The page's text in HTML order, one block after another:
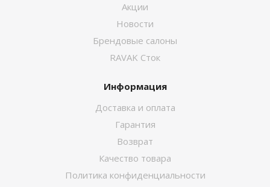
Акции
Новости
Брендовые салоны
RAVAK Сток
Информация
Доставка и оплата
Гарантия
Возврат
Качество товара
Политика конфиденциальности